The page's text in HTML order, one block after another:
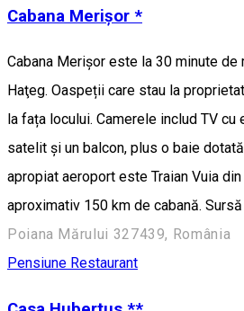
Cabana Merișor *
Cabana Merișor este la 30 minute
Haţeg. Oaspeții care stau la
la fața locului. Camerele includ TV cu
satelit și un balcon, plus o baie
apropiat aeroport este Traian Vuia
aproximativ 150 km de cabană.
Poiana Mărului 327439, România
Pensiune Restaurant